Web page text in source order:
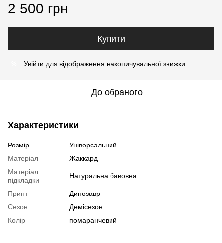
2 500 грн
Купити
Увійти для відображення накопичувальної знижки
До обраного
Характеристики
Розмір
Універсальний
Матеріал
Жаккард
Матеріал
підкладки
Натуральна бавовна
Принт
Динозавр
Сезон
Демісезон
Колір
помаранчевий